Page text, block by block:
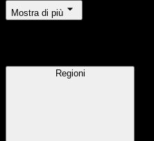
Mostra di più
Regioni